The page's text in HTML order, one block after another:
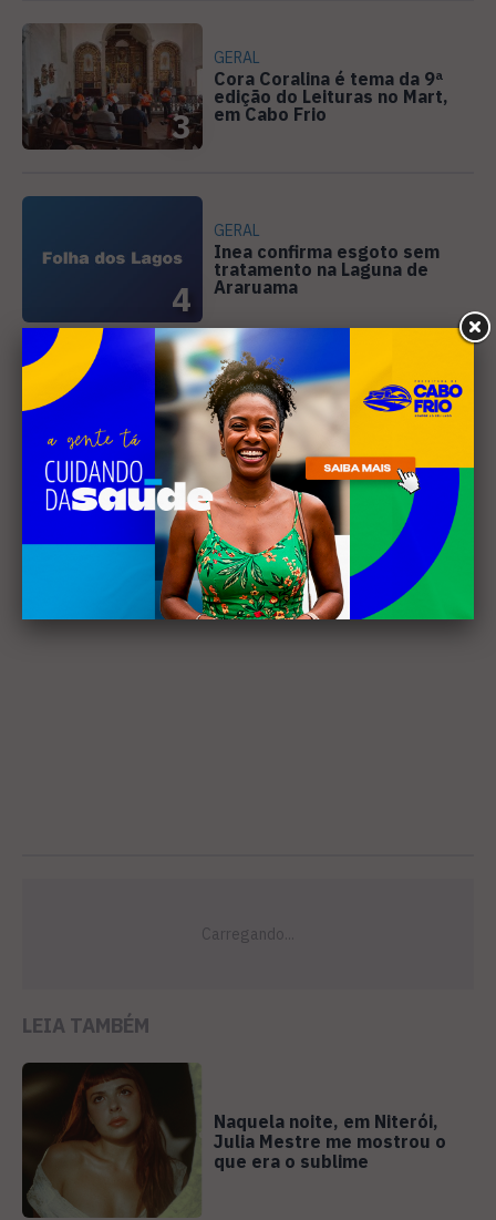
3
GERAL
Cora Coralina é tema da 9ª
edição do Leituras no Mart,
em Cabo Frio
4
GERAL
Inea confirma esgoto sem
tratamento na Laguna de
Araruama
Receba nossa
newsletter
LEIA TAMBÉM
Naquela noite, em Niterói,
Julia Mestre me mostrou o
que era o sublime